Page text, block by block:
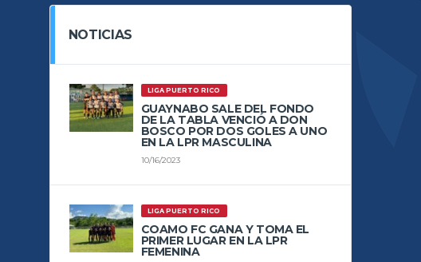
NOTICIAS
LIGA PUERTO RICO
GUAYNABO SALE DEL FONDO
DE LA TABLA VENCIÓ A DON
BOSCO POR DOS GOLES A UNO
EN LA LPR MASCULINA
10/16/2023
LIGA PUERTO RICO
COAMO FC GANA Y TOMA EL
PRIMER LUGAR EN LA LPR
FEMENINA